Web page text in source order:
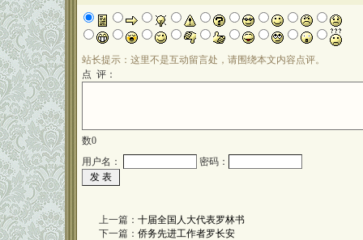
站长提示：这里不是互动留言处，请围绕本文内容点评。
点 评：
数0
用户名：
密码：
上一篇： 十届全国人大代表罗林书
下一篇： 侨务先进工作者罗长安